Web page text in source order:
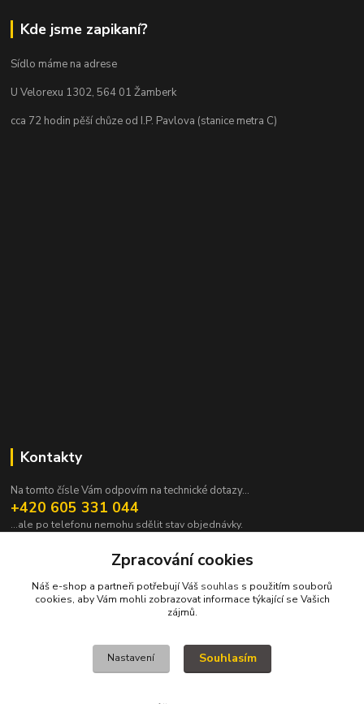
Kde jsme zapikaní?
Sídlo máme na adrese
U Velorexu 1302, 564 01 Žamberk
cca 72 hodin pěší chůze od I.P. Pavlova (stanice metra C)
Kontakty
Na tomto čísle Vám odpovím na technické dotazy...
+420 605 331 044
...ale po telefonu nemohu sdělit stav objednávky.
pavek@janpavek.com
VŠECHNY VÝROBKY V TOMTO ESHOPU JSOU VYRÁBĚNY NA ZAKÁZKU a
Zpracování cookies
Náš e-shop a partneři potřebují Váš souhlas s použitím souborů
cookies, aby Vám mohli zobrazovat informace týkající se Vašich
zájmů.
Nastavení Souhlasím